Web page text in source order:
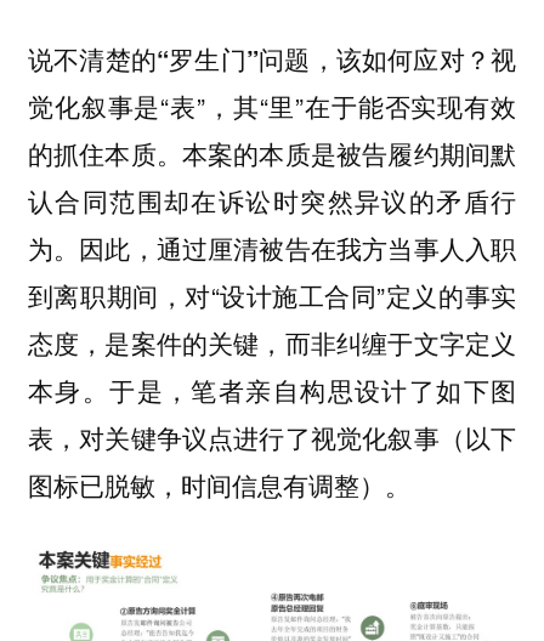
说不清楚的“罗生门”问题，该如何应对？视
觉化叙事是“表”，其“里”在于能否实现有效
的抓住本质。本案的本质是被告履约期间默
认合同范围却在诉讼时突然异议的矛盾行
为。因此，通过厘清被告在我方当事人入职
到离职期间，对“设计施工合同”定义的事实
态度，是案件的关键，而非纠缠于文字定义
本身。于是，笔者亲自构思设计了如下图
表，对关键争议点进行了视觉化叙事（以下
图标已脱敏，时间信息有调整）。